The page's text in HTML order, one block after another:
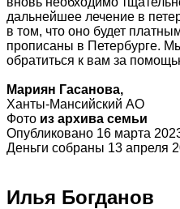
дальнейшее лечение в
в том, что оно будет
прописаны в Петербурге.
обратиться к вам за
Мариян Гасанова,
Ханты-Мансийский АО
Фото из архива семьи
Опубликовано 16 марта
Деньги собраны 13 апреля
Илья Богданов